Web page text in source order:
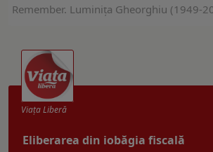
Remember. Luminiţa Gheorghiu (1949-
Viaţa Liberă
Eliberarea din iobăgia fiscală